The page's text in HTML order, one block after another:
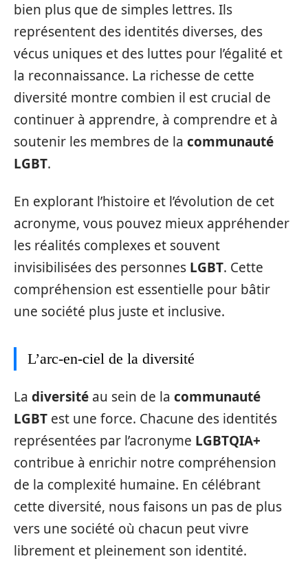
bien plus que de simples lettres. Ils
représentent des identités diverses, des
vécus uniques et des luttes pour l’égalité et
la reconnaissance. La richesse de cette
diversité montre combien il est crucial de
continuer à apprendre, à comprendre et à
soutenir les membres de la communauté
LGBT.
En explorant l’histoire et l’évolution de cet
acronyme, vous pouvez mieux appréhender
les réalités complexes et souvent
invisibilisées des personnes LGBT. Cette
compréhension est essentielle pour bâtir
une société plus juste et inclusive.
L’arc-en-ciel de la diversité
La diversité au sein de la communauté
LGBT est une force. Chacune des identités
représentées par l’acronyme LGBTQIA+
contribue à enrichir notre compréhension
de la complexité humaine. En célébrant
cette diversité, nous faisons un pas de plus
vers une société où chacun peut vivre
librement et pleinement son identité.